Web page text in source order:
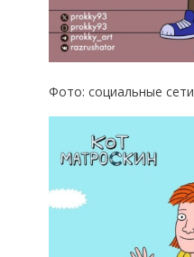
Фото: социальные сети